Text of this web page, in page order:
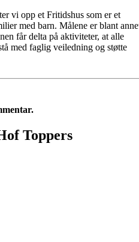
vi opp et Fritidshus som er et
med barn. Målene er blant
får delta på aktiviteter, at alle
med faglig veiledning og støtte
Toppers